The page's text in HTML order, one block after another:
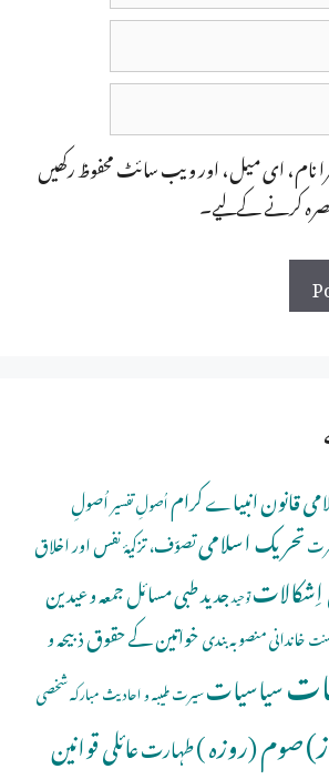
نام، ای میل، اور ویب سائٹ محفوظ رکھیں
کرنے کےلیے۔
قانونانبیاے کراماُصولِ تفسیراُصولِ
تحریک اسلامیتصوّف، تزکیۂ نفس اور اخلاق
توحیدجدید طبی مسائلجمعہ و عیدین
خاندانی منصوبہ بندیخواتین کے حقوقذبیحہ و
سیاسیاتسیرت طیبہ و احادیث مبارکہشخصی
صوم (روزہ )طہارتعائلی قوانین